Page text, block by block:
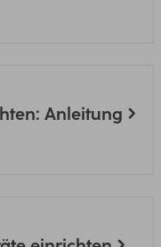
Anleitung